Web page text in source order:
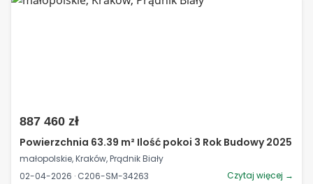
887 460 zł
Powierzchnia 63.39 m² Ilość pokoi 3 Rok Budowy 2025
małopolskie, Kraków, Prądnik Biały
02-04-2026 · C206-SM-34263
Czytaj więcej →